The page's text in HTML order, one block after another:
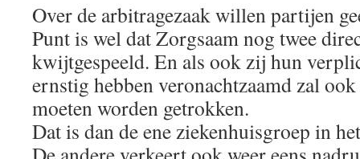
Over de arbitragezaak willen partijen
Punt is wel dat Zorgsaam nog twee
kwijtgespeeld. En als ook zij hun
ernstig hebben veronachtzaamd zal
moeten worden getrokken.
Dat is dan de ene ziekenhuisgroep in